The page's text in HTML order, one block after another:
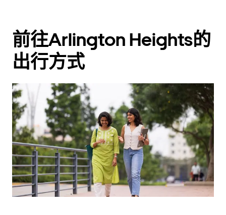
箭
咀
鍵，
即
使
用
日
曆
和
選
擇
日
期。
前往Arlington Heights的
出行方式